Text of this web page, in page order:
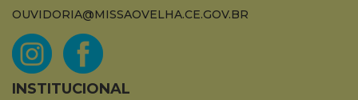
OUVIDORIA@MISSAOVELHA.CE.GOV.BR
INSTITUCIONAL